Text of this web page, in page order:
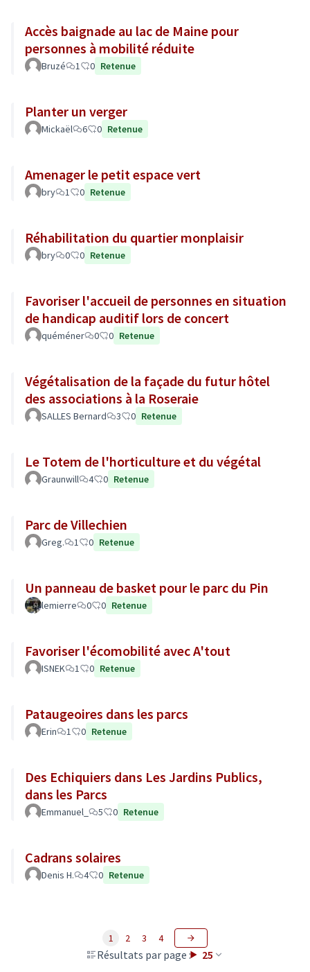
Accès baignade au lac de Maine pour
personnes à mobilité réduite
Bruzé 1 0 Retenue
Planter un verger
Mickaël 6 0 Retenue
Amenager le petit espace vert
bry 1 0 Retenue
Réhabilitation du quartier monplaisir
bry 0 0 Retenue
Favoriser l'accueil de personnes en situation
de handicap auditif lors de concert
quéméner 0 0 Retenue
Végétalisation de la façade du futur hôtel
des associations à la Roseraie
SALLES Bernard 3 0 Retenue
Le Totem de l'horticulture et du végétal
Graunwill 4 0 Retenue
Parc de Villechien
Greg. 1 0 Retenue
Un panneau de basket pour le parc du Pin
lemierre 0 0 Retenue
Favoriser l'écomobilité avec A'tout
ISNEK 1 0 Retenue
Pataugeoires dans les parcs
Erin 1 0 Retenue
Des Echiquiers dans Les Jardins Publics,
dans les Parcs
Emmanuel_ 5 0 Retenue
Cadrans solaires
Denis H. 4 0 Retenue
Résultats par page : 25
1 2 3 4